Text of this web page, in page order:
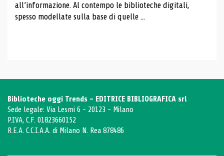
all’informazione. Al contempo le biblioteche digitali,
spesso modellate sulla base di quelle ...
Biblioteche oggi Trends - EDITRICE BIBLIOGRAFICA srl
Sede legale: Via Lesmi 6 - 20123 - Milano
P.IVA, C.F. 01823660152
R.E.A. C.C.I.A.A. di Milano N. Rea 878486